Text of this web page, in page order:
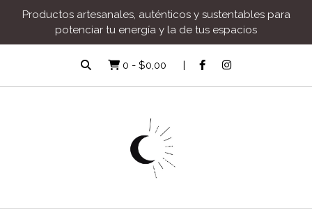
Productos artesanales, auténticos y sustentables para
potenciar tu energía y la de tus espacios
0 - $0,00